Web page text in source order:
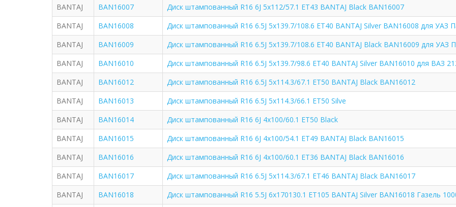
BANTAJ
BAN16007
Диск штампованный R16 6J 5x112/57.1 ET43 BANTAJ Black BAN16007
BANTAJ
BAN16008
Диск штампованный R16 6.5J 5x139.7/108.6 ET40 BANTAJ Silver BAN16008 для УАЗ
BANTAJ
BAN16009
Диск штампованный R16 6.5J 5x139.7/108.6 ET40 BANTAJ Black BAN16009 для УАЗ
BANTAJ
BAN16010
Диск штампованный R16 6.5J 5x139.7/98.6 ET40 BANTAJ Silver BAN16010 для ВАЗ
BANTAJ
BAN16012
Диск штампованный R16 6.5J 5x114.3/67.1 ET50 BANTAJ Black BAN16012
BANTAJ
BAN16013
Диск штампованный R16 6.5J 5x114.3/66.1 ET50 Silve
BANTAJ
BAN16014
Диск штампованный R16 6J 4x100/60.1 ET50 Black
BANTAJ
BAN16015
Диск штампованный R16 6J 4x100/54.1 ET49 BANTAJ Black BAN16015
BANTAJ
BAN16016
Диск штампованный R16 6J 4x100/60.1 ET36 BANTAJ Black BAN16016
BANTAJ
BAN16017
Диск штампованный R16 6.5J 5x114.3/67.1 ET46 BANTAJ Black BAN16017
BANTAJ
BAN16018
Диск штампованный R16 5.5J 6x170130.1 ET105 BANTAJ Silver BAN16018 Газель